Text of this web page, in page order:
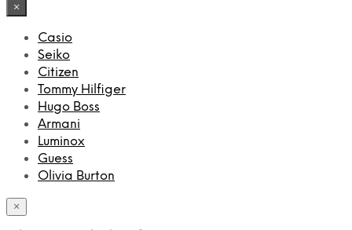
×
Casio
Seiko
Citizen
Tommy Hilfiger
Hugo Boss
Armani
Luminox
Guess
Olivia Burton
×